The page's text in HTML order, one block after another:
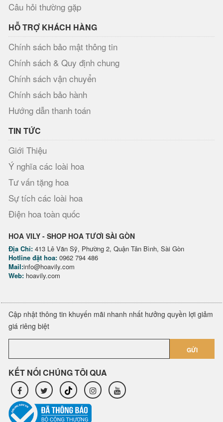
Câu hỏi thường gặp
HỖ TRỢ KHÁCH HÀNG
Chính sách bảo mật thông tin
Chính sách & Quy định chung
Chính sách vận chuyển
Chính sách bảo hành
Hướng dẫn thanh toán
TIN TỨC
Giới Thiệu
Ý nghĩa các loài hoa
Tư vấn tặng hoa
Sự tích các loài hoa
Điện hoa toàn quốc
HOA VILY - SHOP HOA TƯƠI SÀI GÒN
Địa Chỉ: 413 Lê Văn Sỹ, Phường 2, Quận Tân Bình, Sài Gòn
Hotline đặt hoa: 0962 794 486
Mail:info@hoavily.com
Web: hoavily.com
Cập nhật thông tin khuyến mãi nhanh nhất hưởng quyền lợi giảm
giá riêng biệt
GỬI
KẾT NỐI CHÚNG TÔI QUA